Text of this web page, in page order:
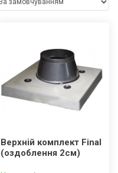
Верхній комплект Final
(оздоблення 2см)